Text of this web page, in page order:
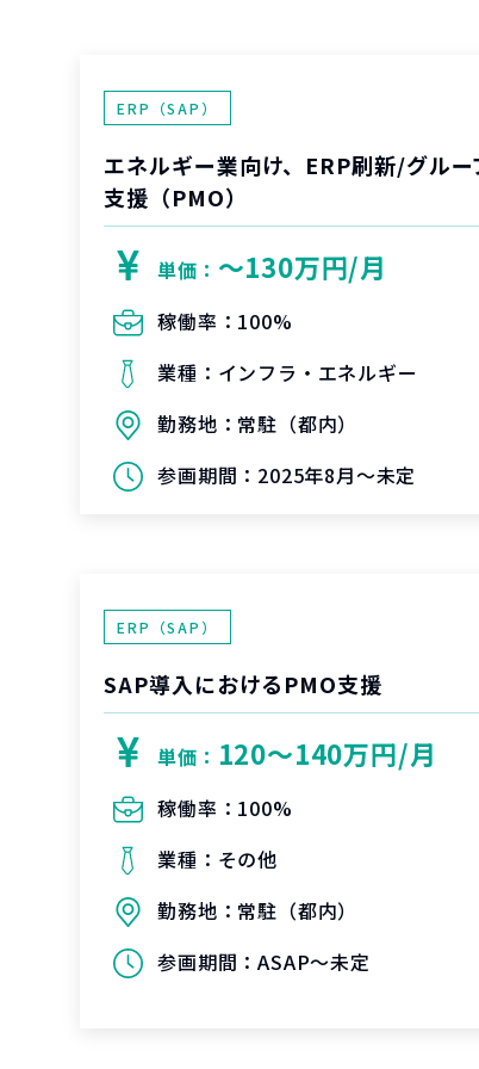
ERP（SAP）
エネルギー業向け、ERP刷新/グル
支援（PMO）
単価： 〜130万円/月
稼働率： 100%
業種： インフラ・エネルギー
勤務地： 常駐（都内）
参画期間： 2025年8月～未定
ERP（SAP）
SAP導入におけるPMO支援
単価： 120〜140万円/月
稼働率： 100%
業種： その他
勤務地： 常駐（都内）
参画期間：ASAP～未定